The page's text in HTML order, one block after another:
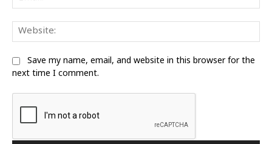
Save my name, email, and website in this browser for the
next time I comment.